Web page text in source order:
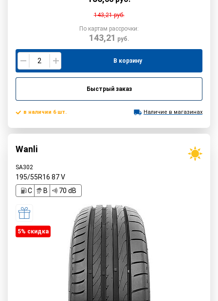
143,21руб.
По картам рассрочки:
143,21 руб.
В корзину
Быстрый заказ
в наличии 6 шт. Наличие в магазинах
Wanli
SA302
195/55R16 87V
C
B 70 dB
5% cкидка